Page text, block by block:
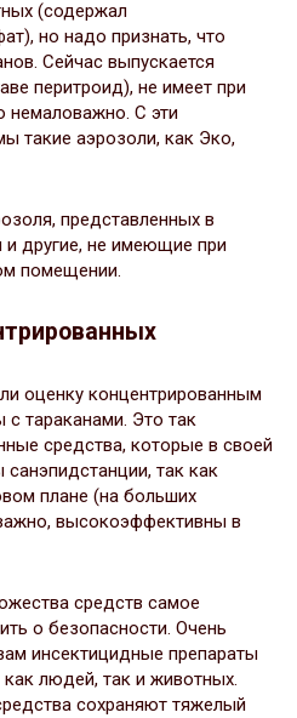
(содержал
но надо признать, что
Сейчас выпускается
перитроид), не имеет при
немаловажно. С эти
такие аэрозоли, как Эко,
представленных в
и другие, не имеющие при
помещении.
оценку концентрированным
тараканами. Это так
средства, которые в своей
так как
плане (на больших
высокоэффективны в
средств самое
о безопасности. Очень
инсектицидные препараты
людей, так и животных.
сохраняют тяжелый